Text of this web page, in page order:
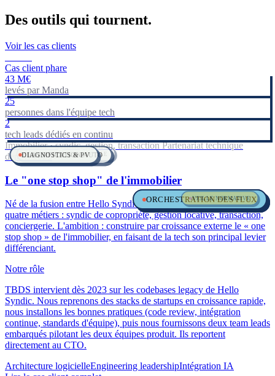
ENRICHISSEMENT DE CIBLE
AGENT CONVERSATIONNEL
CLASSIFICATION AUTO
ORCHESTRATION DES FLUX
DIAGNOSTICS & PV
VEILLE NORMATIVE
Des outils qui tournent.
Voir les cas clients
Cas client phare
43 M€
levés par Manda
25
personnes dans l'équipe tech
2
tech leads dédiés en continu
Immobilier · syndic, gestion, transaction Partenariat technique
depuis 2023
Le "one stop shop" de l'immobilier
Né de la fusion entre Hello Syndic et Flatlooker, Manda concentre
quatre métiers : syndic de copropriété, gestion locative, transaction,
conciergerie. L'ambition : construire par croissance externe le « one
stop shop » de l'immobilier, en faisant de la tech son principal levier
différenciant.
Notre rôle
TBDS intervient dès 2023 sur les codebases legacy de Hello
Syndic. Nous reprenons des stacks de startups en croissance rapide,
nous installons les bonnes pratiques (code review, intégration
continue, standards d'équipe), puis nous fournissons deux team leads
embarqués pilotant les deux équipes produit. Ils reportent
directement au CTO.
Architecture logicielleEngineering leadershipIntégration IA